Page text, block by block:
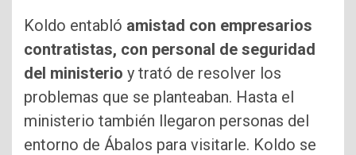
Koldo entabló amistad con empresarios
contratistas, con personal de seguridad
del ministerio y trató de resolver los
problemas que se planteaban. Hasta el
ministerio también llegaron personas del
entorno de Ábalos para visitarle. Koldo se